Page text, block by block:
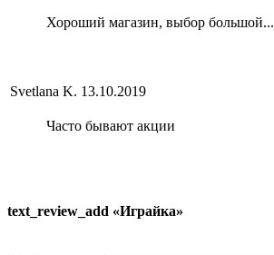
Хороший магазин, выбор большой...
Svetlana K. 13.10.2019
Часто бывают акции
text_review_add «Играйка»